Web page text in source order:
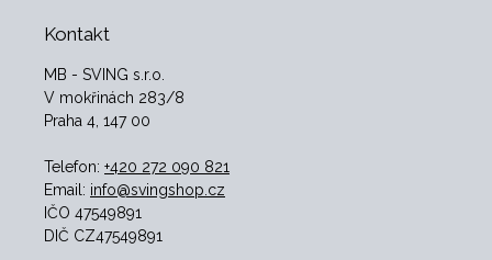
Kontakt
MB - SVING s.r.o.
V mokřinách 283/8
Praha 4, 147 00
Telefon: +420 272 090 821
Email: info@svingshop.cz
IČO 47549891
DIČ CZ47549891